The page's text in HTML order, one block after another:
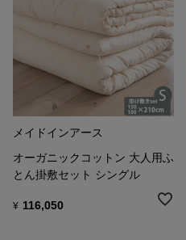
メイドインアース
オーガニックコットン 大人用ふ
とん掛敷セット シングル
¥ 116,050